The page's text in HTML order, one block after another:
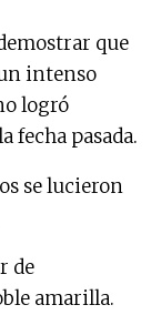
que
intenso
logró
fecha pasada.
se lucieron
de
amarilla.